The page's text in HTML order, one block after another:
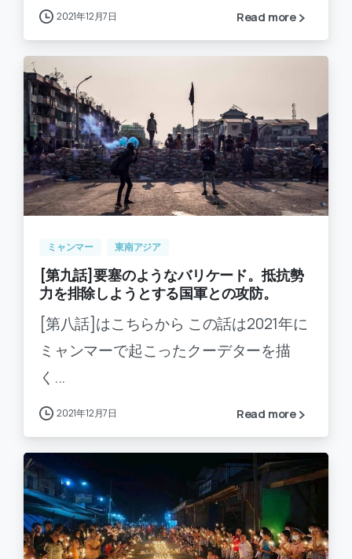
2021年12月7日 Read more
0 -
ミャンマー 東南アジア
[第九話]要塞のようなバリケード。抵抗勢
力を排除しようとする国軍との攻防。
[第八話]はこちらから この話は2021年に
ミャンマーで起こったクーデターを描
く...
2021年12月7日 Read more